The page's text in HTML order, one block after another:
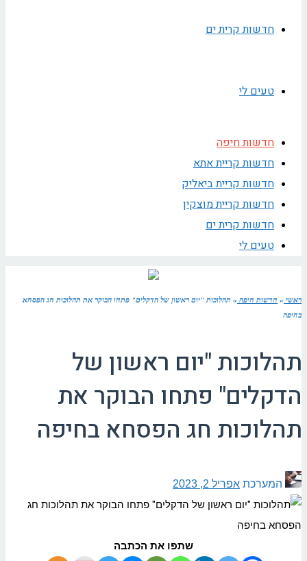
חדשות קרית ים
טעים לי
חדשות חיפה
חדשות קריית אתא
חדשות קריית ביאליק
חדשות קריית מוצקין
חדשות קרית ים
טעים לי
ראשי » חדשות חיפה » תהלוכות "יום ראשון של הדקלים" פתחו הבוקר את תהלוכות חג הפסחא
בחיפה
תהלוכות "יום ראשון של
הדקלים" פתחו הבוקר את
תהלוכות חג הפסחא בחיפה
המערכת אפריל 2, 2023
שתפו את הכתבה